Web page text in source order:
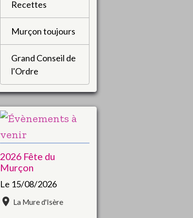
Recettes
Murçon toujours
Grand Conseil de
l'Ordre
2026 Fête du
Murçon
Le 15/08/2026
La Mure d'Isère